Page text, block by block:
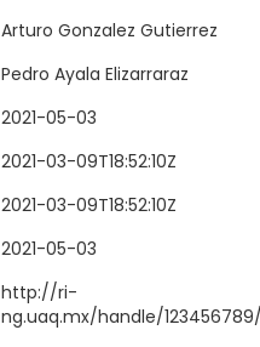
Arturo Gonzalez Gutierrez
Pedro Ayala Elizarraraz
2021-05-03
2021-03-09T18:52:10Z
2021-03-09T18:52:10Z
2021-05-03
http://ri-
ng.uaq.mx/handle/